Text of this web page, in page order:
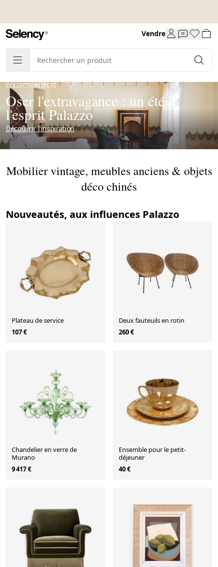
Vendre
COLLECTION D'ÉTÉ
Oser l'extravagance : un été à
l'esprit Palazzo
Découvrir l'inspiration
Mobilier vintage, meubles anciens & objets
déco chinés
Nouveautés, aux influences Palazzo
Plateau de service
107 €
Deux fauteuils en rotin
260 €
Chandelier en verre de
Murano
9 417 €
Ensemble pour le petit-
déjeuner
40 €